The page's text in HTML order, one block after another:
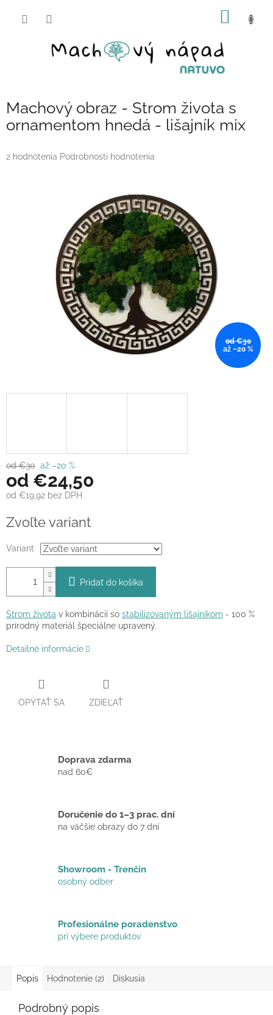
Machový obraz - Strom života s
ornamentom hnedá - lišajník mix
Priemerné
2 hodnotenia Podrobnosti hodnotenia
od €30
až –20 %
od €30 až –20 %
od €24,50
od €19,92 bez DPH
cena:
Zvoľte variant
Variant
Pridať do košíka
Strom života v kombinácií so stabilizovaným lišajníkom - 100 %
prírodný materiál špeciálne upravený.
Detailné informácie
OPÝTAŤ SA ZDIEĽAŤ
Doprava zdarma
nad 60€
Doručenie do 1–3 prac. dní
na väčšie obrazy do 7 dní
Showroom - Trenčín
osobný odber
Profesionálne poradenstvo
pri výbere produktov
Popis Hodnotenie (2) Diskusia
Podrobný popis